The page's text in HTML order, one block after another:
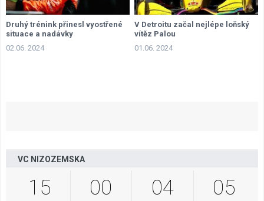
Druhý trénink přinesl vyostřené
situace a nadávky
02.06. 2024
V Detroitu začal nejlépe loňský
vítěz Palou
01.06. 2024
VC NIZOZEMSKA
15 00 04 04